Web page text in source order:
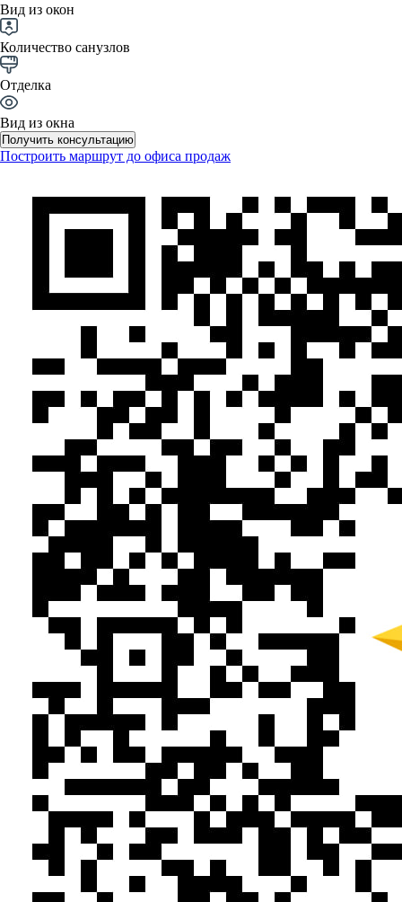
Вид из окон
Количество санузлов
Отделка
Вид из окна
Получить консультацию
Построить маршрут до офиса продаж